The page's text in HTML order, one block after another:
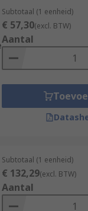
consider
version.
day delivery
Subtotaal (1 eenheid)
€ 57,30(excl. BTW)
Aantal
Subtotaal (1 eenheid)
€ 132,29(excl. BTW)
Aantal